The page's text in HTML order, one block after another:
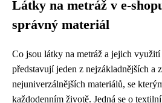
Látky na metráž v e-
správný materiál
Co jsou látky na metráž a jejich
představují jeden z nejzákladnějších a
nejuniverzálnějších materiálů, se
každodenním životě. Jedná se o